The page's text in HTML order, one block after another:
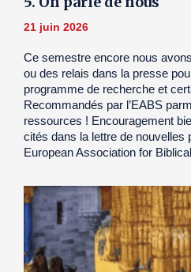
21 juin 2026
Ce semestre encore nous
ou des relais dans la presse
programme de recherche et
Recommandés par l’EABS
ressources ! Encouragement
cités dans la lettre de nouvelles
European Association for